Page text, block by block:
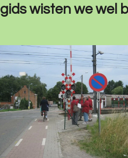
gids wisten we wel